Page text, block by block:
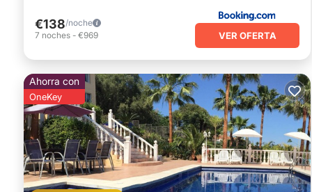
€138/noche
7 noches - €969 VER OFERTA
Ahorra con
OneKey